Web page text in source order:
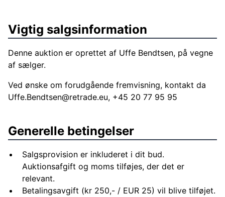
Vigtig salgsinformation
Denne auktion er oprettet af Uffe Bendtsen, på vegne
af sælger.
Ved ønske om forudgående fremvisning, kontakt da
Uffe.Bendtsen@retrade.eu, +45 20 77 95 95
Generelle betingelser
Salgsprovision er inkluderet i dit bud.
Auktionsafgift og moms tilføjes, der det er
relevant.
Betalingsavgift (kr 250,- / EUR 25) vil blive tilføjet.